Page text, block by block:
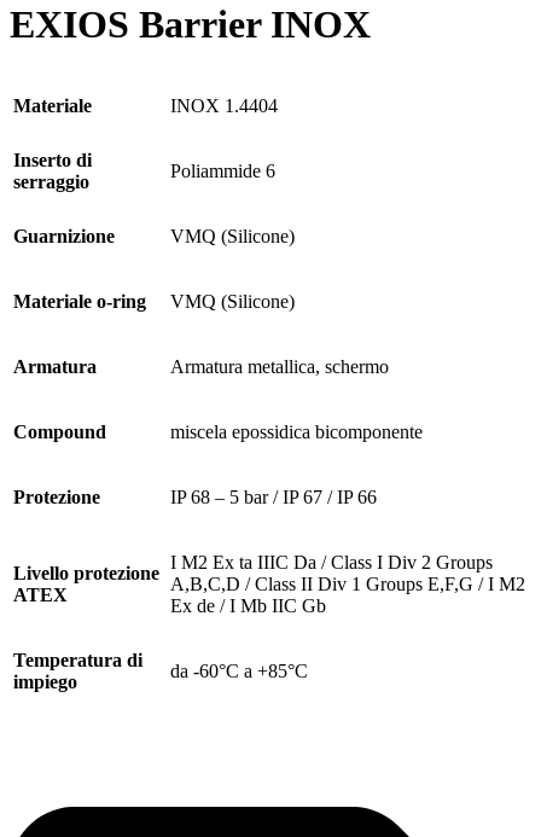
EXIOS Barrier INOX
Materiale INOX 1.4404
Inserto di
serraggio
Poliammide 6
Guarnizione VMQ (Silicone)
Materiale o-ring VMQ (Silicone)
Armatura Armatura metallica, schermo
Compound miscela epossidica bicomponente
Protezione IP 68 – 5 bar / IP 67 / IP 66
Livello protezione
ATEX
I M2 Ex ta IIIC Da / Class I Div 2 Groups
A,B,C,D / Class II Div 1 Groups E,F,G / I M2
Ex de / I Mb IIC Gb
Temperatura di
impiego
da -60°C a +85°C